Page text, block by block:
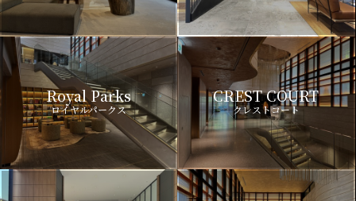
Royal Parks
ロイヤルパークス
CREST COURT
クレストコート